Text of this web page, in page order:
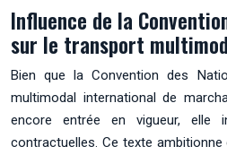
Influence de la
sur le transport
Bien que la Convention des
multimodal international de
encore entrée en vigueur, elle
contractuelles. Ce texte ambitionne